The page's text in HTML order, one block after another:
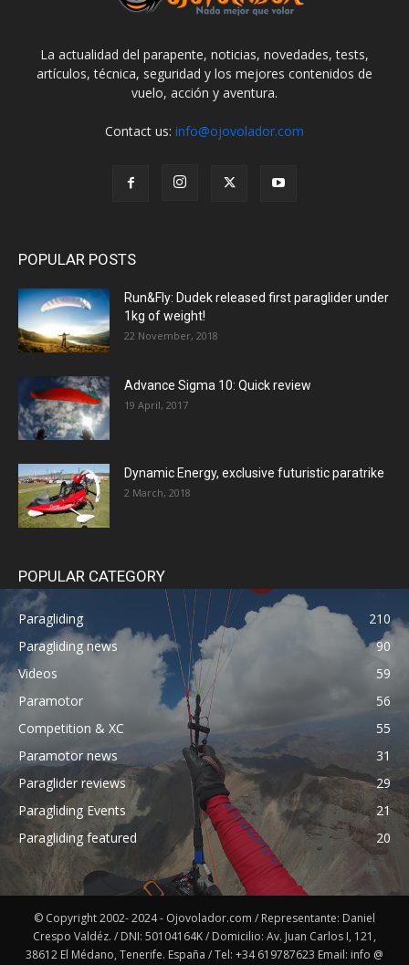
La actualidad del parapente, noticias, novedades, tests,
artículos, técnica, seguridad y los mejores contenidos de
vuelo, acción y aventura.
Contact us: info@ojovolador.com
POPULAR POSTS
Run&Fly: Dudek released first paraglider under
1kg of weight!
22 November, 2018
Advance Sigma 10: Quick review
19 April, 2017
Dynamic Energy, exclusive futuristic paratrike
2 March, 2018
POPULAR CATEGORY
Paragliding
210
Paragliding news
90
Videos
59
Paramotor
56
Competition & XC
55
Paramotor news
31
Paraglider reviews
29
Paragliding Events
21
Paragliding featured
20
© Copyright 2002- 2024 - Ojovolador.com / Representante: Daniel
Crespo Valdéz. / DNI: 50104164K / Domicilio: Av. Juan Carlos I, 121,
38612 El Médano, Tenerife. España / Tel: +34 619787623 Email: info @